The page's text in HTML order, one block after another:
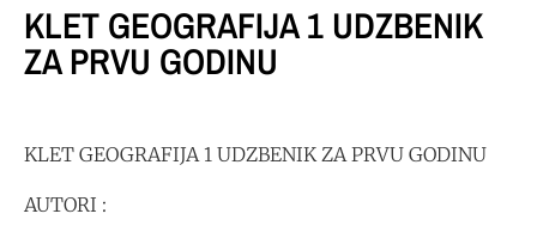
KLET GEOGRAFIJA 1 UDZBENIK
ZA PRVU GODINU
KLET GEOGRAFIJA 1 UDZBENIK ZA PRVU GODINU
AUTORI :